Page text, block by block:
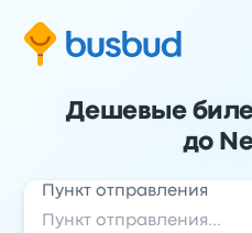
Дешевые
до
Пункт отправления